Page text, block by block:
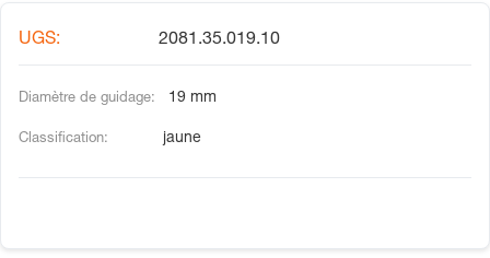
2081.35.019.10
19 mm
jaune